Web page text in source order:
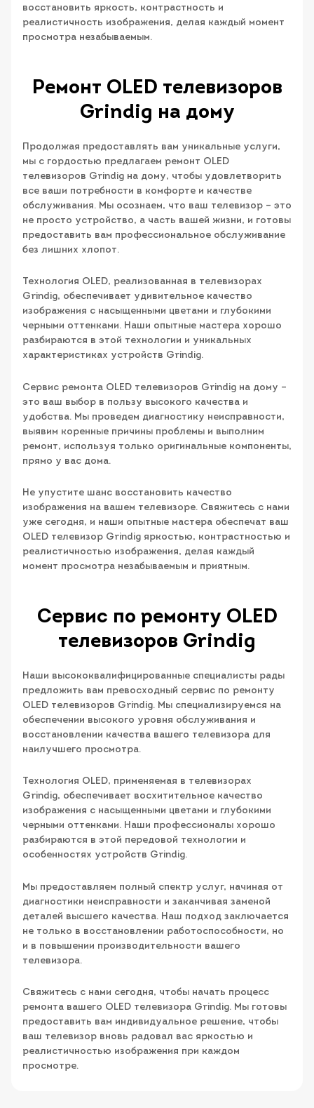
восстановить яркость, контрастность и
реалистичность изображения, делая каждый момент
просмотра незабываемым.
Ремонт OLED телевизоров
Grindig на дому
Продолжая предоставлять вам уникальные услуги,
мы с гордостью предлагаем ремонт OLED
телевизоров Grindig на дому, чтобы удовлетворить
все ваши потребности в комфорте и качестве
обслуживания. Мы осознаем, что ваш телевизор – это
не просто устройство, а часть вашей жизни, и готовы
предоставить вам профессиональное обслуживание
без лишних хлопот.
Технология OLED, реализованная в телевизорах
Grindig, обеспечивает удивительное качество
изображения с насыщенными цветами и глубокими
черными оттенками. Наши опытные мастера хорошо
разбираются в этой технологии и уникальных
характеристиках устройств Grindig.
Сервис ремонта OLED телевизоров Grindig на дому –
это ваш выбор в пользу высокого качества и
удобства. Мы проведем диагностику неисправности,
выявим коренные причины проблемы и выполним
ремонт, используя только оригинальные компоненты,
прямо у вас дома.
Не упустите шанс восстановить качество
изображения на вашем телевизоре. Свяжитесь с нами
уже сегодня, и наши опытные мастера обеспечат ваш
OLED телевизор Grindig яркостью, контрастностью и
реалистичностью изображения, делая каждый
момент просмотра незабываемым и приятным.
Сервис по ремонту OLED
телевизоров Grindig
Наши высококвалифицированные специалисты рады
предложить вам превосходный сервис по ремонту
OLED телевизоров Grindig. Мы специализируемся на
обеспечении высокого уровня обслуживания и
восстановлении качества вашего телевизора для
наилучшего просмотра.
Технология OLED, применяемая в телевизорах
Grindig, обеспечивает восхитительное качество
изображения с насыщенными цветами и глубокими
черными оттенками. Наши профессионалы хорошо
разбираются в этой передовой технологии и
особенностях устройств Grindig.
Мы предоставляем полный спектр услуг, начиная от
диагностики неисправности и заканчивая заменой
деталей высшего качества. Наш подход заключается
не только в восстановлении работоспособности, но
и в повышении производительности вашего
телевизора.
Свяжитесь с нами сегодня, чтобы начать процесс
ремонта вашего OLED телевизора Grindig. Мы готовы
предоставить вам индивидуальное решение, чтобы
ваш телевизор вновь радовал вас яркостью и
реалистичностью изображения при каждом
просмотре.